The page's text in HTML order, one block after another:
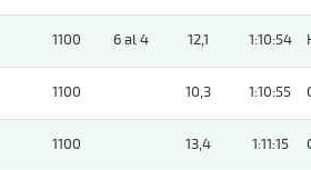
1100 6 al 4 12,1 1:10:54
1100 10,3 1:10:55
1100 13,4 1:11:15